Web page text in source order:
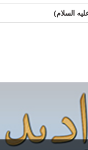
السلام)